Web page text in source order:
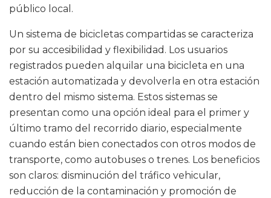
público local.
Un sistema de bicicletas compartidas se caracteriza
por su accesibilidad y flexibilidad. Los usuarios
registrados pueden alquilar una bicicleta en una
estación automatizada y devolverla en otra estación
dentro del mismo sistema. Estos sistemas se
presentan como una opción ideal para el primer y
último tramo del recorrido diario, especialmente
cuando están bien conectados con otros modos de
transporte, como autobuses o trenes. Los beneficios
son claros: disminución del tráfico vehicular,
reducción de la contaminación y promoción de